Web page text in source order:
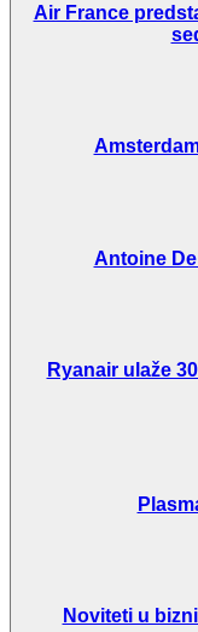
Air France
Antoine
Ryanair ulaže
Noviteti u